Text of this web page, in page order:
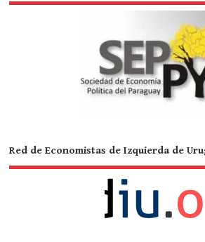
Red de Economistas de Izquierda de